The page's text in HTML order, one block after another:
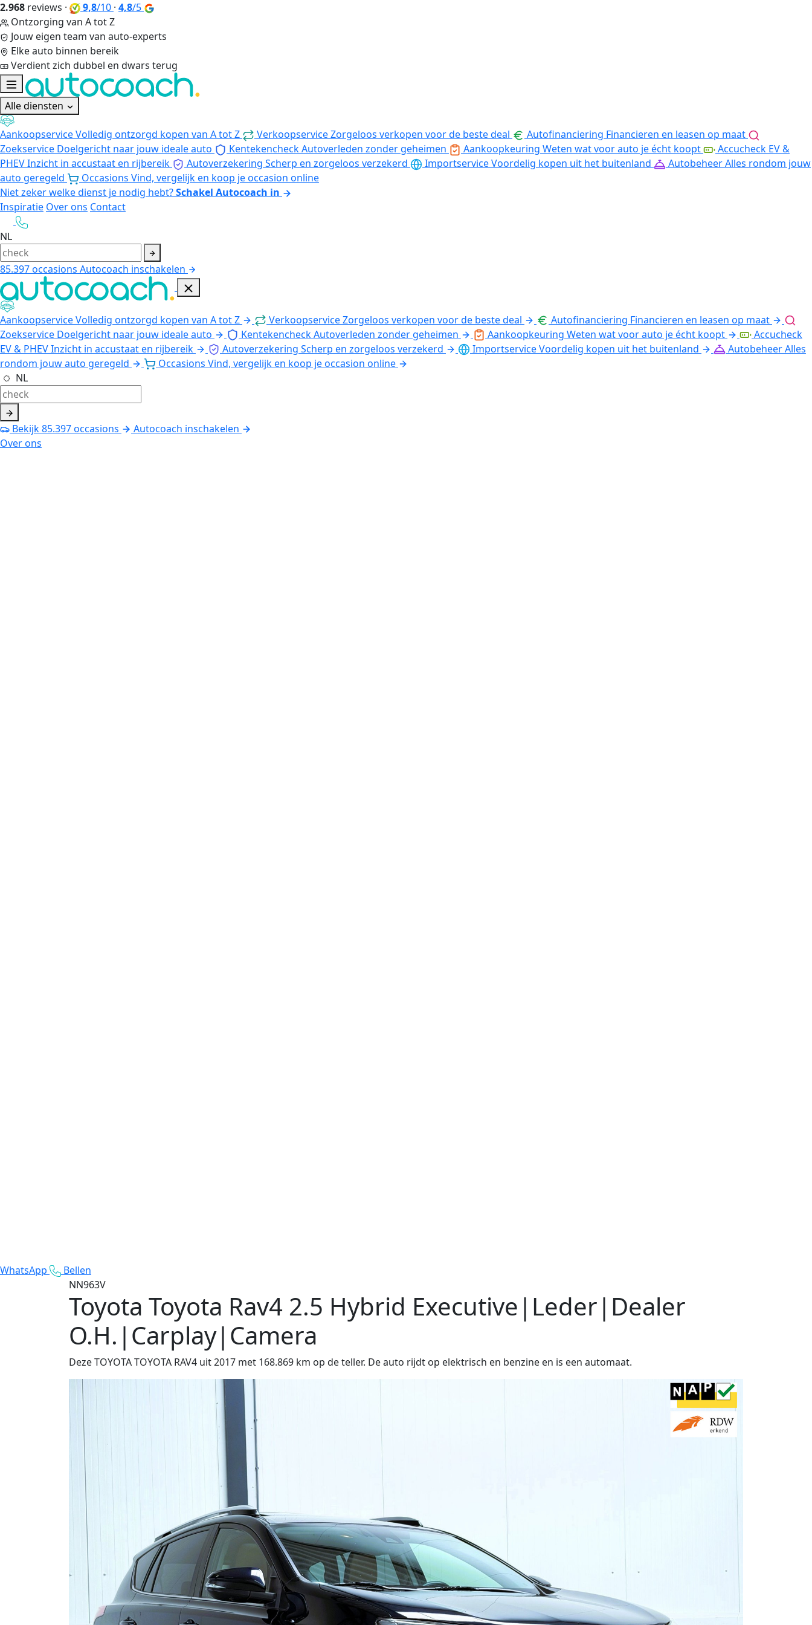
2.968 reviews · 9,8/10 · 4,8/5
Ontzorging van A tot Z
Jouw eigen team van auto-experts
Elke auto binnen bereik
Verdient zich dubbel en dwars terug
Alle diensten
AankoopserviceVolledig ontzorgd kopen van A tot Z VerkoopserviceZorgeloos verkopen voor de beste deal Autofinanciering Financieren en leasen op maat
Zoekservice Doelgericht naar jouw ideale auto KentekencheckAutoverleden zonder geheimen Aankoopkeuring Weten wat voor auto je écht koopt
Accucheck EV &
PHEVInzicht in accustaat en rijbereik Autoverzekering Scherp en zorgeloos verzekerd ImportserviceVoordelig kopen uit het buitenland AutobeheerAlles rondom jouw
auto geregeld
Occasions Vind, vergelijk en koop je occasion online
Niet zeker welke dienst je nodig hebt?Schakel Autocoach in
Inspiratie Over ons Contact
NL
85.397occasions Autocoach inschakelen
AankoopserviceVolledig ontzorgd kopen van A tot Z VerkoopserviceZorgeloos verkopen voor de beste deal Autofinanciering Financieren en leasen op maat
Zoekservice Doelgericht naar jouw ideale auto KentekencheckAutoverleden zonder geheimen Aankoopkeuring Weten wat voor auto je écht koopt
Accucheck
EV & PHEVInzicht in accustaat en rijbereik Autoverzekering Scherp en zorgeloos verzekerd ImportserviceVoordelig kopen uit het buitenland AutobeheerAlles
rondom jouw auto geregeld
Occasions Vind, vergelijk en koop je occasion online
NL
Bekijk85.397occasions
Autocoach inschakelen
Over ons
WhatsApp
Bellen
NN963V
Toyota Toyota Rav4 2.5 Hybrid Executive|Leder|Dealer
O.H.|Carplay|Camera
Deze TOYOTA TOYOTA RAV4 uit 2017 met 168.869 km op de teller. De auto rijdt op elektrisch en benzine en is een automaat.